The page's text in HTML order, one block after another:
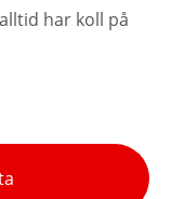
har koll på